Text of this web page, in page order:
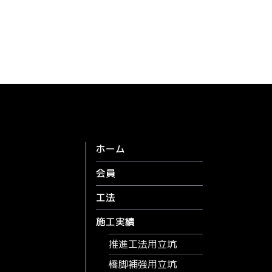
ホーム
会員
工法
施工実績
推進工法用立坑
橋脚補強用立坑